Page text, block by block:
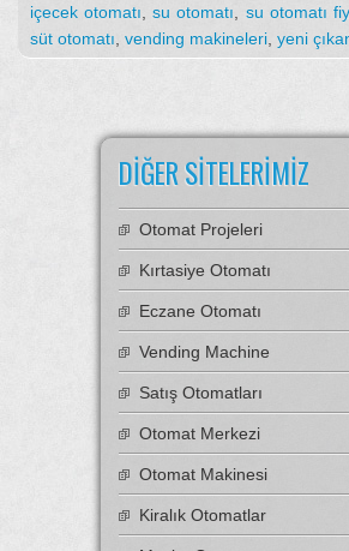
içecek otomatı ,su otomatı su otomatı
süt otomatı vending makineleri yeni
DIĞER SITELERIMIZ
Otomat Projeleri
Kırtasiye Otomatı
Eczane Otomatı
Vending Machine
Satış Otomatları
Otomat Merkezi
Otomat Makinesi
Kiralık Otomatlar